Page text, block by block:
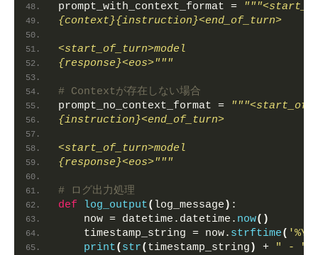
prompt_with_context_format =
{context}{instruction}<end_of_turn>
<start_of_turn>model
{response}<eos>"""
# Contextが存在しない場合
prompt_no_context_format =
{instruction}<end_of_turn>
<start_of_turn>model
{response}<eos>"""
# ログ出力処理
def
log_output( log_message ) :
    now = datetime.datetime.
now()
    timestamp_string = now.
strftime( '%Y-
print( str( timestamp_string ) + " - "